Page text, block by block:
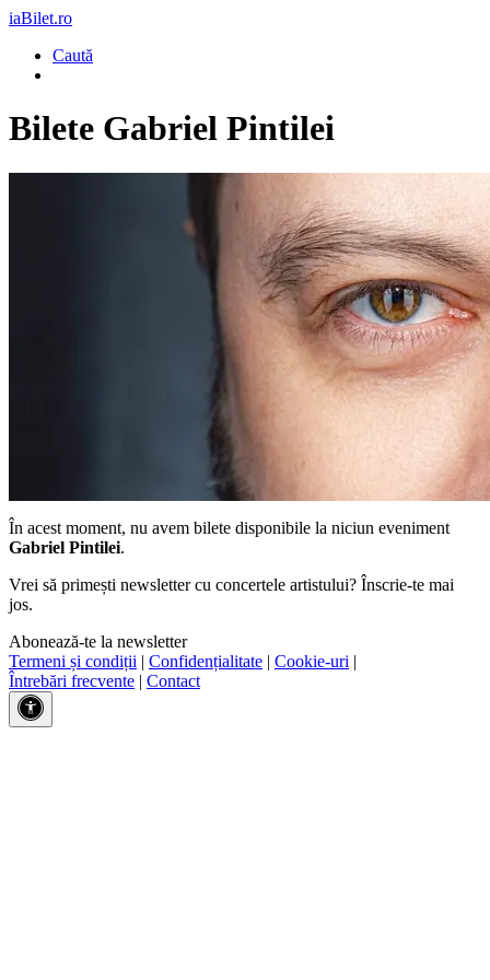
iaBilet.ro
Caută
Bilete Gabriel Pintilei
În acest moment, nu avem bilete disponibile la niciun eveniment
Gabriel Pintilei.
Vrei să primești newsletter cu concertele artistului? Înscrie-te mai
jos.
Abonează-te la newsletter
Termeni și condiții | Confidențialitate | Cookie-uri |
Întrebări frecvente | Contact